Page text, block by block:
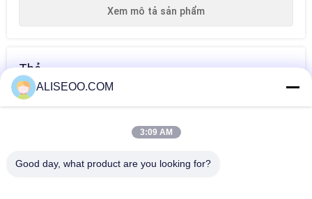
Xem mô tả sản phẩm
Thẻ
ALISEOO.COM
3:09 AM
Good day, what product are you looking for?